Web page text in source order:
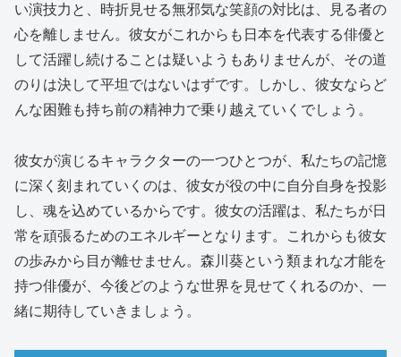
い演技力と、時折見せる無邪気な笑顔の対比は、見る者の
心を離しません。彼女がこれからも日本を代表する俳優と
して活躍し続けることは疑いようもありませんが、その道
のりは決して平坦ではないはずです。しかし、彼女ならど
んな困難も持ち前の精神力で乗り越えていくでしょう。
彼女が演じるキャラクターの一つひとつが、私たちの記憶
に深く刻まれていくのは、彼女が役の中に自分自身を投影
し、魂を込めているからです。彼女の活躍は、私たちが日
常を頑張るためのエネルギーとなります。これからも彼女
の歩みから目が離せません。森川葵という類まれな才能を
持つ俳優が、今後どのような世界を見せてくれるのか、一
緒に期待していきましょう。